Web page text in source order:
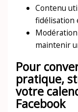
Contenu
fidélisation
maintenir
Pour
pratique,
votre
Facebook